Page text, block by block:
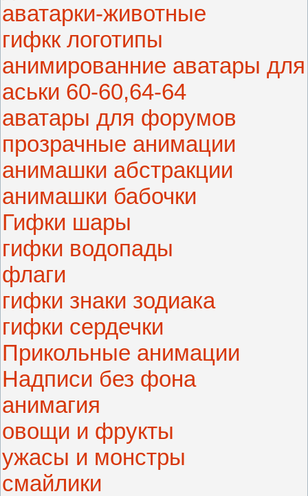
аватарки-животные
гифкк логотипы
анимированние аватары для
аськи 60-60,64-64
аватары для форумов
прозрачные анимации
анимашки абстракции
анимашки бабочки
Гифки шары
гифки водопады
флаги
гифки знаки зодиака
гифки сердечки
Прикольные анимации
Надписи без фона
анимагия
овощи и фрукты
ужасы и монстры
смайлики